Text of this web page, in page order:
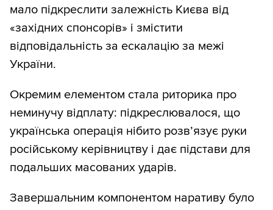
мало підкреслити залежність Києва від
«західних спонсорів» і змістити
відповідальність за ескалацію за межі
України.
Окремим елементом стала риторика про
неминучу відплату: підкреслювалося, що
українська операція нібито розв’язує руки
російському керівництву і дає підстави для
подальших масованих ударів.
Завершальним компонентом наративу було